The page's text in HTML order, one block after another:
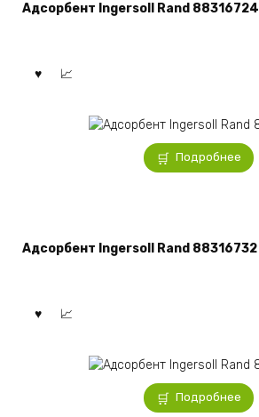
Адсорбент Ingersoll Rand 88316724
Подробнее
Адсорбент Ingersoll Rand 88316732
Подробнее